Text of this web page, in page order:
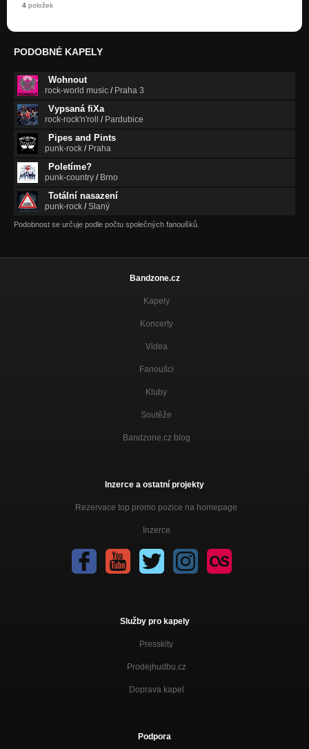
4 položek
PODOBNÉ KAPELY
Wohnout
rock-world music / Praha 3
Vypsaná fiXa
rock-rock'n'roll / Pardubice
Pipes and Pints
punk-rock / Praha
Poletíme?
punk-country / Brno
Totální nasazení
punk-rock /Slaný
Podobnost se určuje podle počtu společných fanoušků.
Bandzone.cz
Kapely
Koncerty
Videa
Fanoušci
Kluby
Soutěže
Bandzone.cz blog
Inzerce a ostatní projekty
Rezervace top promo pozice na homepage
Inzerce
Služby pro kapely
Presskity
Prodejhudbu.cz
Doprava kapel
Podpora